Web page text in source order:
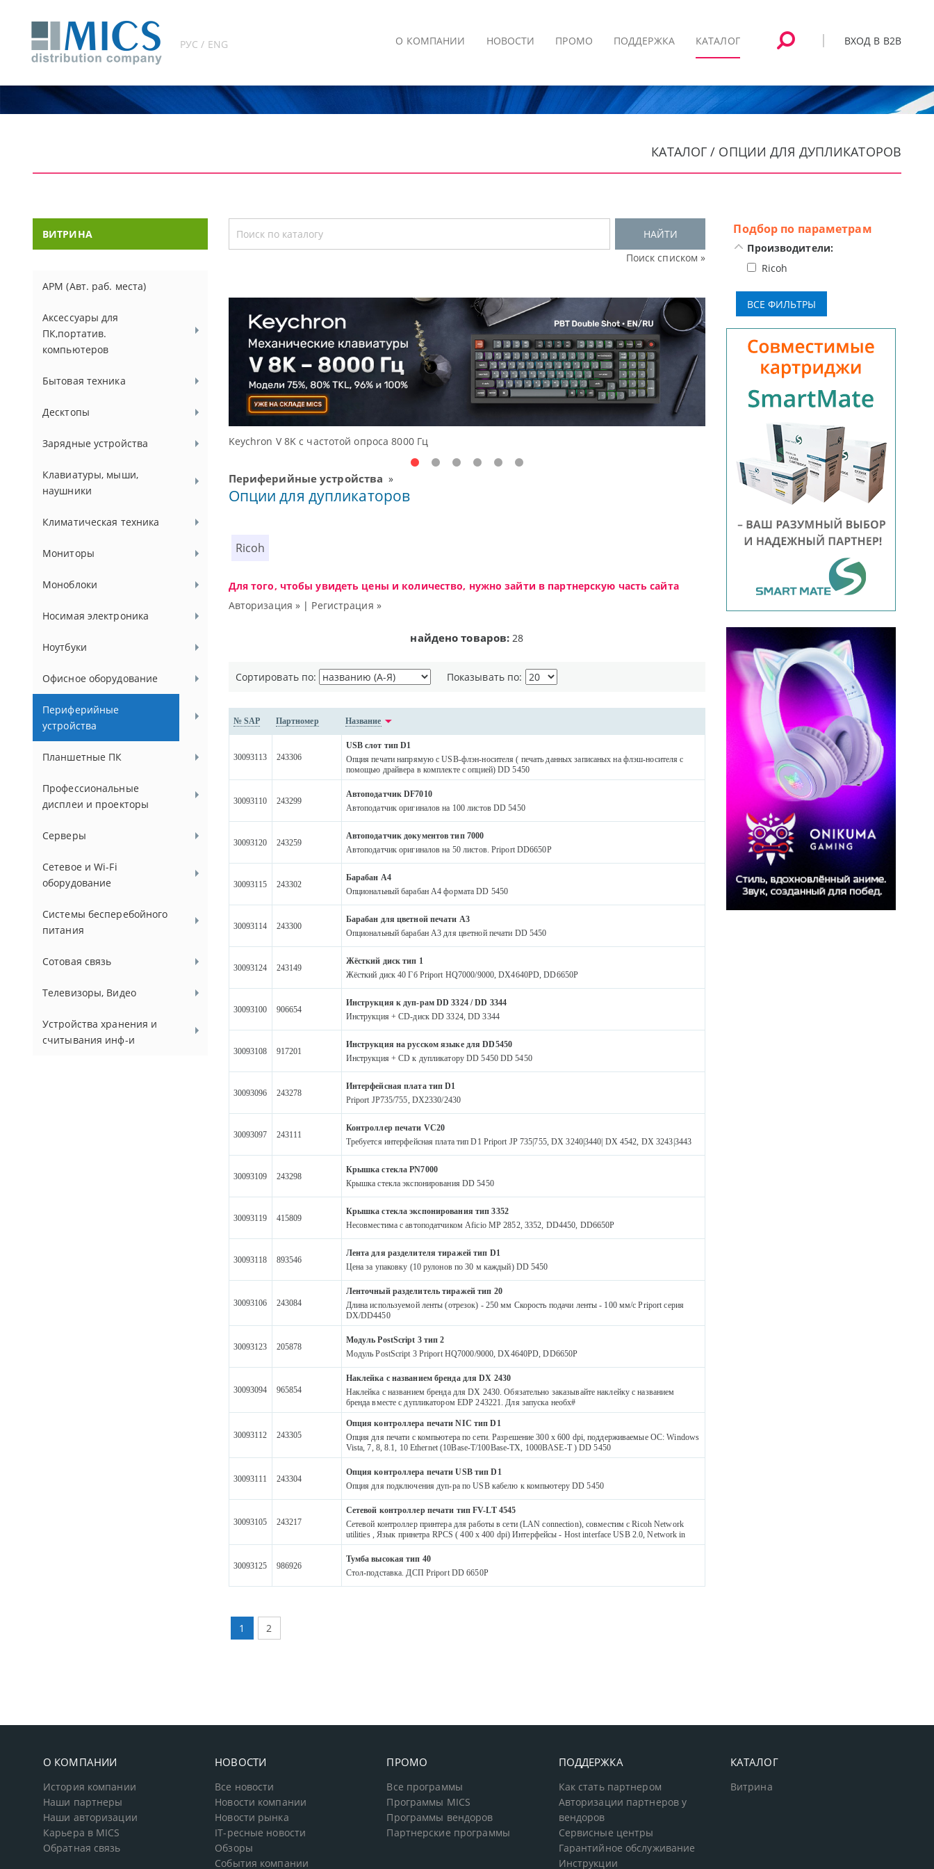
РУС / ENG ВХОД В B2B
О КОМПАНИИ НОВОСТИ ПРОМО ПОДДЕРЖКА КАТАЛОГ
КАТАЛОГ / ОПЦИИ ДЛЯ ДУПЛИКАТОРОВ
ВИТРИНА
АРМ (Авт. раб. места)
Аксессуары для
ПК,портатив.
компьютеров
Бытовая техника
Десктопы
Зарядные устройства
Клавиатуры, мыши,
наушники
Климатическая техника
Мониторы
Моноблоки
Носимая электроника
Ноутбуки
Офисное оборудование
Периферийные
устройства
Планшетные ПК
Профессиональные
дисплеи и проекторы
Серверы
Сетевое и Wi-Fi
оборудование
Системы бесперебойного
питания
Сотовая связь
Телевизоры, Видео
Устройства хранения и
считывания инф-и
НАЙТИ
Поиск списком »
Keychron V 8K с частотой опроса 8000 Гц Доступные решения начального уровня,
Периферийные устройства »
Опции для дупликаторов
Ricoh
Для того, чтобы увидеть цены и количество, нужно зайти в партнерскую часть сайта
Авторизация » | Регистрация »
найдено товаров: 28
Сортировать по: Показывать по:
№ SAP Партномер Название
30093113 243306
USB cлот тип D1
Опция печати напрямую с USB-флэн-носителя ( печать данных записаных на флэш-носителя с
помощью драйвера в комплекте с опцией) DD 5450
30093110 243299
Автоподатчик DF7010
Автоподатчик оригиналов на 100 листов DD 5450
30093120 243259
Автоподатчик документов тип 7000
Автоподатчик оригиналов на 50 листов. Priport DD6650P
30093115 243302
Барабан A4
Опциональный барабан A4 формата DD 5450
30093114 243300
Барабан для цветной печати A3
Опциональный барабан A3 для цветной печати DD 5450
30093124 243149
Жёсткий диск тип 1
Жёсткий диск 40 Гб Priport HQ7000/9000, DX4640PD, DD6650P
30093100 906654
Инструкция к дуп-рам DD 3324 / DD 3344
Инструкция + CD-диск DD 3324, DD 3344
30093108 917201
Инструкция на русском языке для DD5450
Инструкция + CD к дупликатору DD 5450 DD 5450
30093096 243278
Интерфейсная плата тип D1
Priport JP735/755, DX2330/2430
30093097 243111
Контроллер печати VC20
Требуется интерфейсная плата тип D1 Priport JP 735|755, DX 3240|3440| DX 4542, DX 3243|3443
30093109 243298
Крышка стекла PN7000
Крышка стекла экспонирования DD 5450
30093119 415809
Крышка стекла экспонирования тип 3352
Несовместима с автоподатчиком Aficio MP 2852, 3352, DD4450, DD6650P
30093118 893546
Лента для разделителя тиражей тип D1
Цена за упаковку (10 рулонов по 30 м каждый) DD 5450
30093106 243084
Ленточный разделитель тиражей тип 20
Длина используемой ленты (отрезок) - 250 мм Скорость подачи ленты - 100 мм/с Priport серия
DX/DD4450
30093123 205878
Модуль PostScript 3 тип 2
Модуль PostScript 3 Priport HQ7000/9000, DX4640PD, DD6650P
30093094 965854
Наклейка с названием бренда для DX 2430
Наклейка с названием бренда для DX 2430. Обязательно заказывайте наклейку с названием
бренда вместе с дупликатором EDP 243221. Для запуска необх#
30093112 243305
Опция контроллера печати NIC тип D1
Опция для печати с компьютера по сети. Разрешение 300 x 600 dpi, поддерживаемые ОС: Windows
Vista, 7, 8, 8.1, 10 Ethernet (10Base-T/100Base-TX, 1000BASE-T ) DD 5450
30093111 243304
Опция контроллера печати USB тип D1
Опция для подключения дуп-ра по USB кабелю к компьютеру DD 5450
30093105 243217
Сетевой контроллер печати тип FV-LT 4545
Сетевой контроллер принтера для работы в сети (LAN connection), совместим с Ricoh Network
utilities , Язык принетра RPCS ( 400 x 400 dpi) Интерфейсы - Host interface USB 2.0, Network in
30093125 986926
Тумба высокая тип 40
Стол-подставка. ДСП Priport DD 6650P
1 2
Подбор по параметрам
Производители:
Ricoh
О КОМПАНИИ
История компании
Наши партнеры
Наши авторизации
Карьера в MICS
Обратная связь
НОВОСТИ
Все новости
Новости компании
Новости рынка
IT-ресные новости
Обзоры
События компании
ПРОМО
Все программы
Программы MICS
Программы вендоров
Партнерские программы
ПОДДЕРЖКА
Как стать партнером
Авторизации партнеров у
вендоров
Сервисные центры
Гарантийное обслуживание
Инструкции
КАТАЛОГ
Витрина